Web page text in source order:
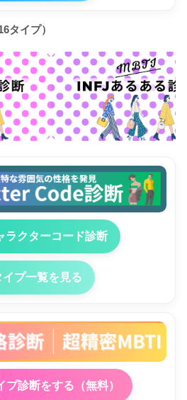
タイプ）
ラクターコード診断
イプ一覧を見る
プ診断をする（無料）